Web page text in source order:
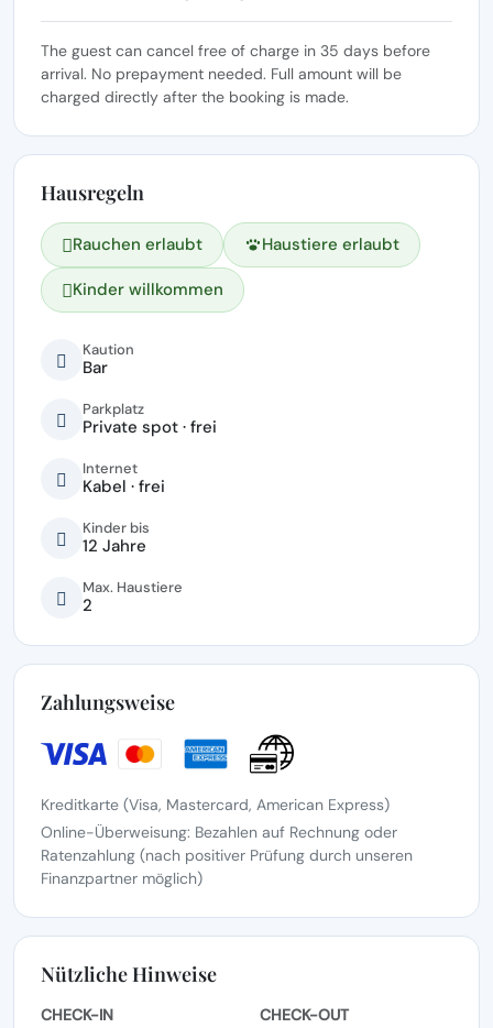
The guest can cancel free of charge in 35 days before
arrival. No prepayment needed. Full amount will be
charged directly after the booking is made.
Hausregeln
Rauchen erlaubt Haustiere erlaubt
Kinder willkommen
Kaution
Bar
Parkplatz
Private spot · frei
Internet
Kabel · frei
Kinder bis
12 Jahre
Max. Haustiere
2
Zahlungsweise
Kreditkarte (Visa, Mastercard, American Express)
Online-Überweisung: Bezahlen auf Rechnung oder
Ratenzahlung (nach positiver Prüfung durch unseren
Finanzpartner möglich)
Nützliche Hinweise
CHECK-IN CHECK-OUT